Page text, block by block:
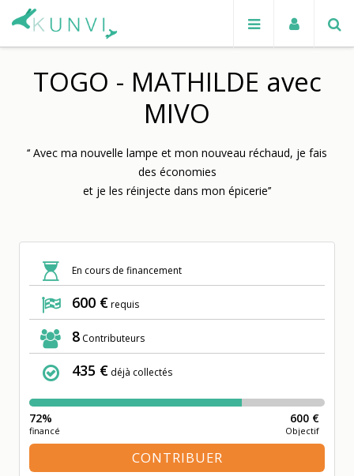
TOGO - MATHILDE avec
MIVO
‘‘ Avec ma nouvelle lampe et mon nouveau réchaud, je fais
des économies
et je les réinjecte dans mon épicerie’’
En cours de financement
600 €requis
8 Contributeurs
435 € déjà collectés
72%
financé
600 €
Objectif
CONTRIBUER